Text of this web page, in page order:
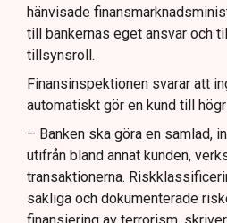
hänvisade
till bankernas eget ansvar och
tillsynsroll.
Finansinspektionen svarar att
automatiskt gör en kund till
– Banken ska göra en samlad,
utifrån bland annat kunden,
transaktionerna.
sakliga och dokumenterade